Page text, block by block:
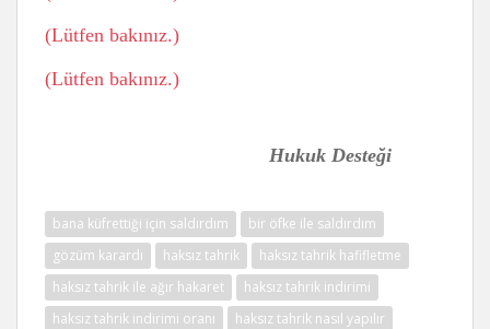
(Lütfen bakınız.)
(Lütfen bakınız.)
Hukuk Desteği
bana küfrettiği için saldırdım
bir öfke ile saldırdım
gözüm karardı
haksız tahrik
haksız tahrik hafifletme
haksız tahrik ile ağır hakaret
haksız tahrik indirimi
haksız tahrik indirimi oranı
haksız tahrik nasıl yapılır